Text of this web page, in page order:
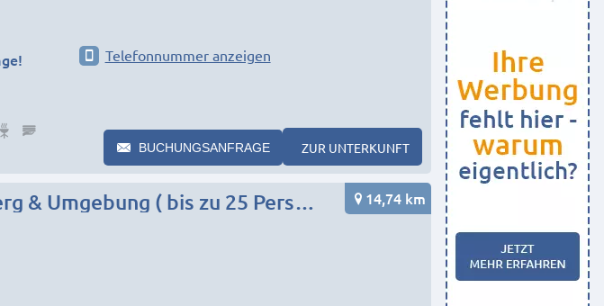
Telefonnummer anzeigen
BUCHUNGSANFRAGE ZUR UNTERKUNFT
A3 Monteurunterkünfte Nürnberg & Umgebung ( bis zu 25 Personen) 14,74 km